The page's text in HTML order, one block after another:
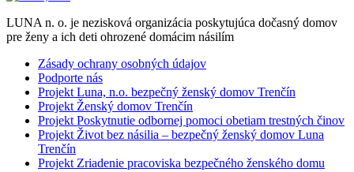
LUNA n. o. je nezisková organizácia poskytujúca dočasný domov
pre ženy a ich deti ohrozené domácim násilím
Zásady ochrany osobných údajov
Podporte nás
Projekt Luna, n.o. bezpečný ženský domov Trenčín
Projekt Ženský domov Trenčín
Projekt Poskytnutie odbornej pomoci obetiam trestných činov
Projekt Život bez násilia – bezpečný ženský domov Luna
Trenčín
Projekt Zriadenie pracoviska bezpečného ženského domu